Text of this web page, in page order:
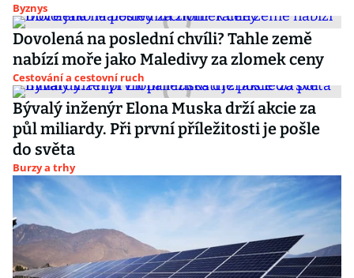
Byznys
Dovolená na poslední chvíli? Tahle země
nabízí moře jako Maledivy za zlomek ceny
Cestování a cestovní ruch
Bývalý inženýr Elona Muska drží akcie za
půl miliardy. Při první příležitosti je pošle
do světa
Burzy a trhy